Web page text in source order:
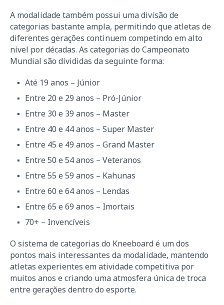
A modalidade também possui uma divisão de
categorias bastante ampla, permitindo que atletas de
diferentes gerações continuem competindo em alto
nível por décadas. As categorias do Campeonato
Mundial são divididas da seguinte forma:
Até 19 anos – Júnior
Entre 20 e 29 anos – Pró-Júnior
Entre 30 e 39 anos – Master
Entre 40 e 44 anos – Super Master
Entre 45 e 49 anos – Grand Master
Entre 50 e 54 anos – Veteranos
Entre 55 e 59 anos – Kahunas
Entre 60 e 64 anos – Lendas
Entre 65 e 69 anos – Imortais
70+ – Invencíveis
O sistema de categorias do Kneeboard é um dos
pontos mais interessantes da modalidade, mantendo
atletas experientes em atividade competitiva por
muitos anos e criando uma atmosfera única de troca
entre gerações dentro do esporte.